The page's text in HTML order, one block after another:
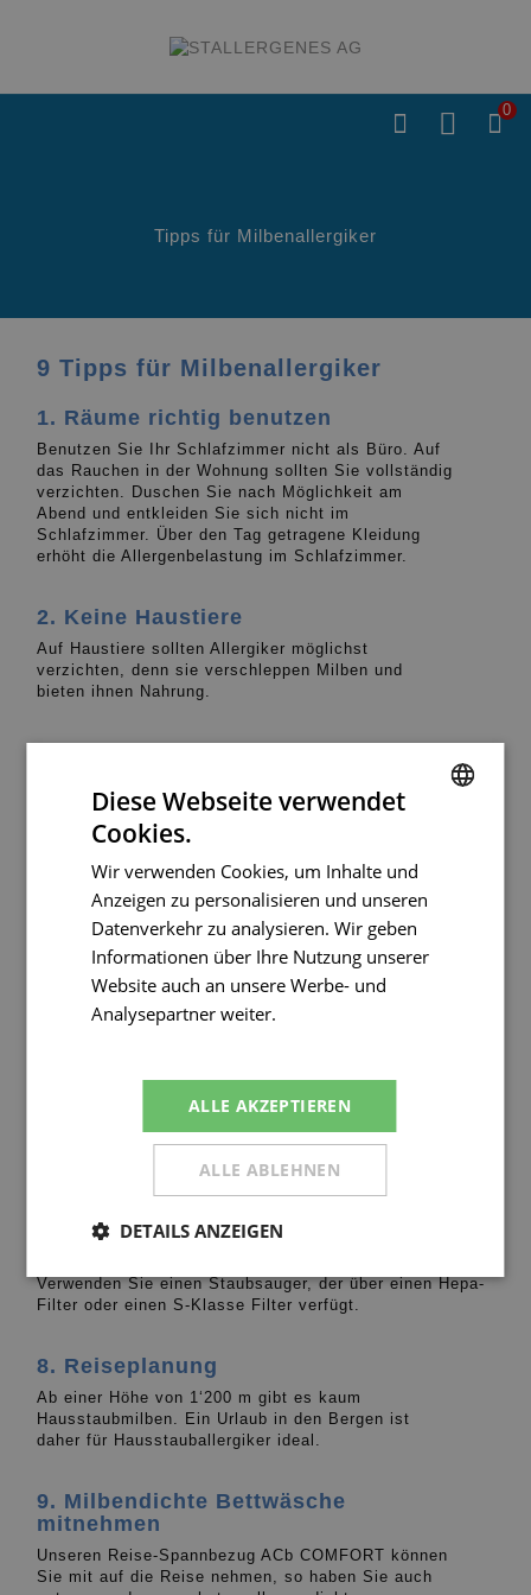
 0
Tipps für Milbenallergiker
9 Tipps für Milbenallergiker
1. Räume richtig benutzen
Benutzen Sie Ihr Schlafzimmer nicht als Büro. Auf
das Rauchen in der Wohnung sollten Sie vollständig
verzichten. Duschen Sie nach Möglichkeit am
Abend und entkleiden Sie sich nicht im
Schlafzimmer. Über den Tag getragene Kleidung
erhöht die Allergenbelastung im Schlafzimmer.
2. Keine Haustiere
Auf Haustiere sollten Allergiker möglichst
verzichten, denn sie verschleppen Milben und
bieten ihnen Nahrung.
Entfernen Sie möglichst alle Teppiche und vermeiden Sie
dicke Vorhänge.
4. Auf das Klima achten
Halten Sie die Temperaturen zwischen 18-22° C bei einer
Luftfeuchtigkeit von 40-50 %.
5. Oft waschen
Ihre Bettwäsche sollten Sie wöchentlich bei 60° C
Pflanzen sind echte Staubfänger und fördern die
Schimmelpilzentwicklung.
7. Regelmässiges Staubsaugen und
Verwenden Sie einen Staubsauger, der über einen Hepa-
Filter oder einen S-Klasse Filter verfügt.
8. Reiseplanung
Ab einer Höhe von 1‘200 m gibt es kaum
Hausstaubmilben. Ein Urlaub in den Bergen ist
daher für Hausstauballergiker ideal.
9. Milbendichte Bettwäsche
mitnehmen
Unseren Reise-Spannbezug ACb COMFORT können
Sie mit auf die Reise nehmen, so haben Sie auch
FRENCH
Diese Webseite verwendet
Cookies.
Wir verwenden Cookies, um Inhalte und
Anzeigen zu personalisieren und unseren
Datenverkehr zu analysieren. Wir geben
Informationen über Ihre Nutzung unserer
Website auch an unsere Werbe- und
Analysepartner weiter.
ALLE AKZEPTIEREN
ALLE ABLEHNEN
DETAILS ANZEIGEN